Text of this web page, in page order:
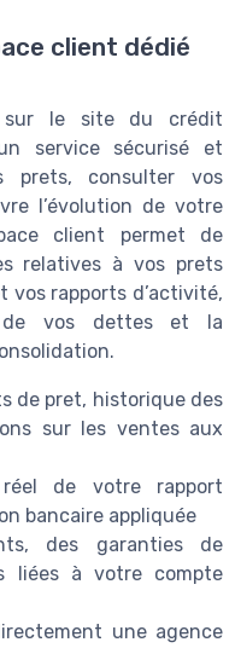
client dédié
sur le site du crédit
service sécurisé et
prets, consulter vos
l’évolution de votre
client permet de
relatives à vos prets
vos rapports d’activité,
vos dettes et la
de pret, historique des
sur les ventes aux
de votre rapport
bancaire appliquée
des garanties de
liées à votre compte
une agence